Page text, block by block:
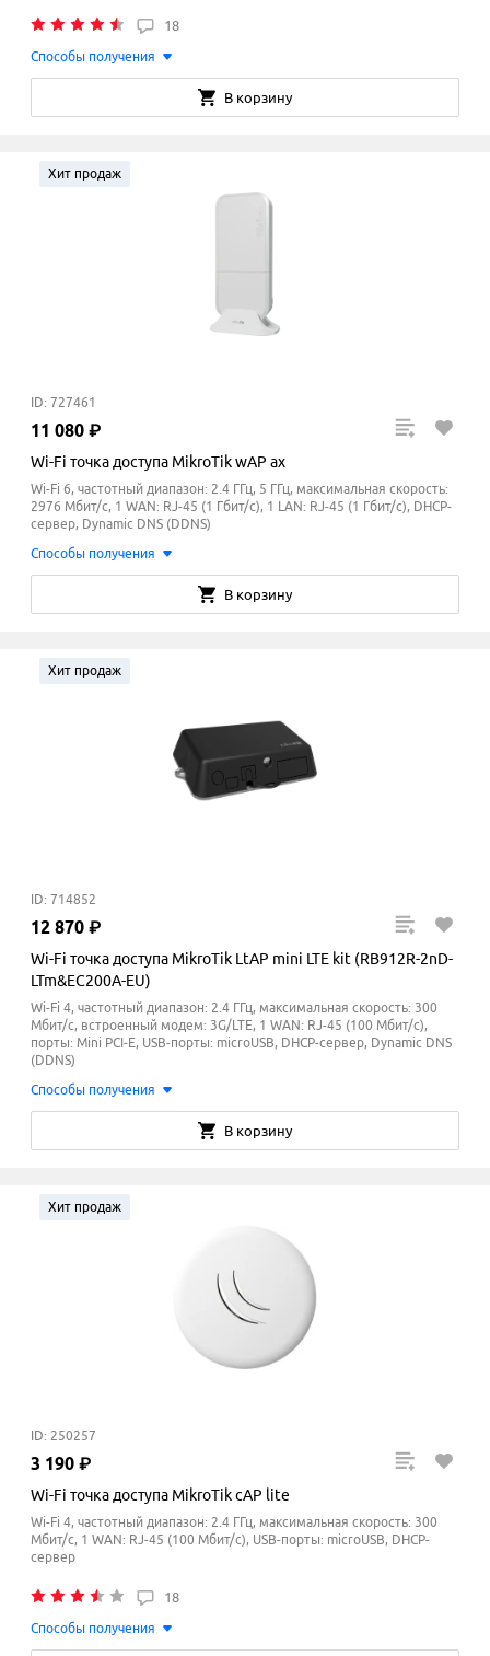
18
Способы получения
В корзину
Хит продаж
ID: 727461
11 080 ₽
Wi-Fi точка доступа MikroTik wAP ax
Wi-Fi 6, частотный диапазон: 2.4 ГГц, 5 ГГц, максимальная скорость:
2976 Мбит/с, 1 WAN: RJ-45 (1 Гбит/с), 1 LAN: RJ-45 (1 Гбит/с), DHCP-
сервер, Dynamic DNS (DDNS)
Способы получения
В корзину
Хит продаж
ID: 714852
12 870 ₽
Wi-Fi точка доступа MikroTik LtAP mini LTE kit (RB912R-2nD-
LTm&EC200A-EU)
Wi-Fi 4, частотный диапазон: 2.4 ГГц, максимальная скорость: 300
Мбит/с, встроенный модем: 3G/LTE, 1 WAN: RJ-45 (100 Мбит/с),
порты: Mini PCI-E, USB-порты: microUSB, DHCP-сервер, Dynamic DNS
(DDNS)
Способы получения
В корзину
Хит продаж
ID: 250257
3 190 ₽
Wi-Fi точка доступа MikroTik cAP lite
Wi-Fi 4, частотный диапазон: 2.4 ГГц, максимальная скорость: 300
Мбит/с, 1 WAN: RJ-45 (100 Мбит/с), USB-порты: microUSB, DHCP-
сервер
18
Способы получения